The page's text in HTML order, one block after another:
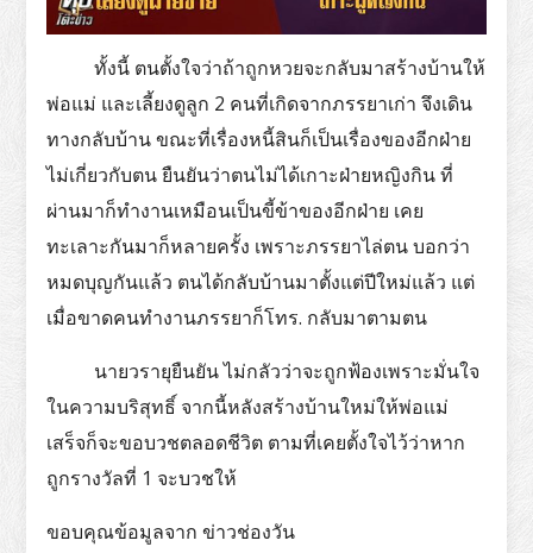
ทั้งนี้ ตนตั้งใจว่าถ้าถูกหวยจะกลับมาสร้างบ้านให้
พ่อแม่ และเลี้ยงดูลูก 2 คนที่เกิดจากภรรยาเก่า จึงเดิน
ทางกลับบ้าน ขณะที่เรื่องหนี้สินก็เป็นเรื่องของอีกฝ่าย
ไม่เกี่ยวกับตน ยืนยันว่าตนไม่ได้เกาะฝ่ายหญิงกิน ที่
ผ่านมาก็ทำงานเหมือนเป็นขี้ข้าของอีกฝ่าย เคย
ทะเลาะกันมาก็หลายครั้ง เพราะภรรยาไล่ตน บอกว่า
หมดบุญกันแล้ว ตนได้กลับบ้านมาตั้งแต่ปีใหม่แล้ว แต่
เมื่อขาดคนทำงานภรรยาก็โทร. กลับมาตามตน
นายวรายุยืนยัน ไม่กลัวว่าจะถูกฟ้องเพราะมั่นใจ
ในความบริสุทธิ์ จากนี้หลังสร้างบ้านใหม่ให้พ่อแม่
เสร็จก็จะขอบวชตลอดชีวิต ตามที่เคยตั้งใจไว้ว่าหาก
ถูกรางวัลที่ 1 จะบวชให้
ขอบคุณข้อมูลจาก ข่าวช่องวัน